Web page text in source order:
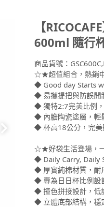
【
600ml 隨行
商品貨號：
☆★超值組合，熱
◆ Good day Starts
◆ 易攜提把與防誤開
◆ 獨特2:7完美比例
◆ 內膽陶瓷塗層，輕
◆ 杯高18公分，完美
☆★好袋生活登場，
◆ Daily Carry, Daily
◆ 厚實純棉材質，耐
◆ 專為日日杯比例設
◆ 撞色拼接設計，低
◆ 立體底部結構，穩